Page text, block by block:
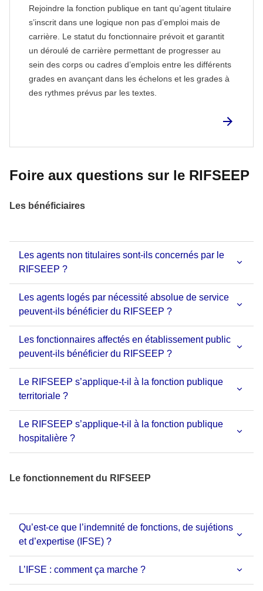
Rejoindre la fonction publique en tant qu’agent titulaire
s’inscrit dans une logique non pas d’emploi mais de
carrière. Le statut du fonctionnaire prévoit et garantit
un déroulé de carrière permettant de progresser au
sein des corps ou cadres d’emplois entre les différents
grades en avançant dans les échelons et les grades à
des rythmes prévus par les textes.
Foire aux questions sur le RIFSEEP
Les bénéficiaires
Les agents non titulaires sont-ils concernés par le
RIFSEEP ?
Les agents logés par nécessité absolue de service
peuvent-ils bénéficier du RIFSEEP ?
Les fonctionnaires affectés en établissement public
peuvent-ils bénéficier du RIFSEEP ?
Le RIFSEEP s’applique-t-il à la fonction publique
territoriale ?
Le RIFSEEP s’applique-t-il à la fonction publique
hospitalière ?
Le fonctionnement du RIFSEEP
Qu’est-ce que l’indemnité de fonctions, de sujétions
et d’expertise (IFSE) ?
L’IFSE : comment ça marche ?